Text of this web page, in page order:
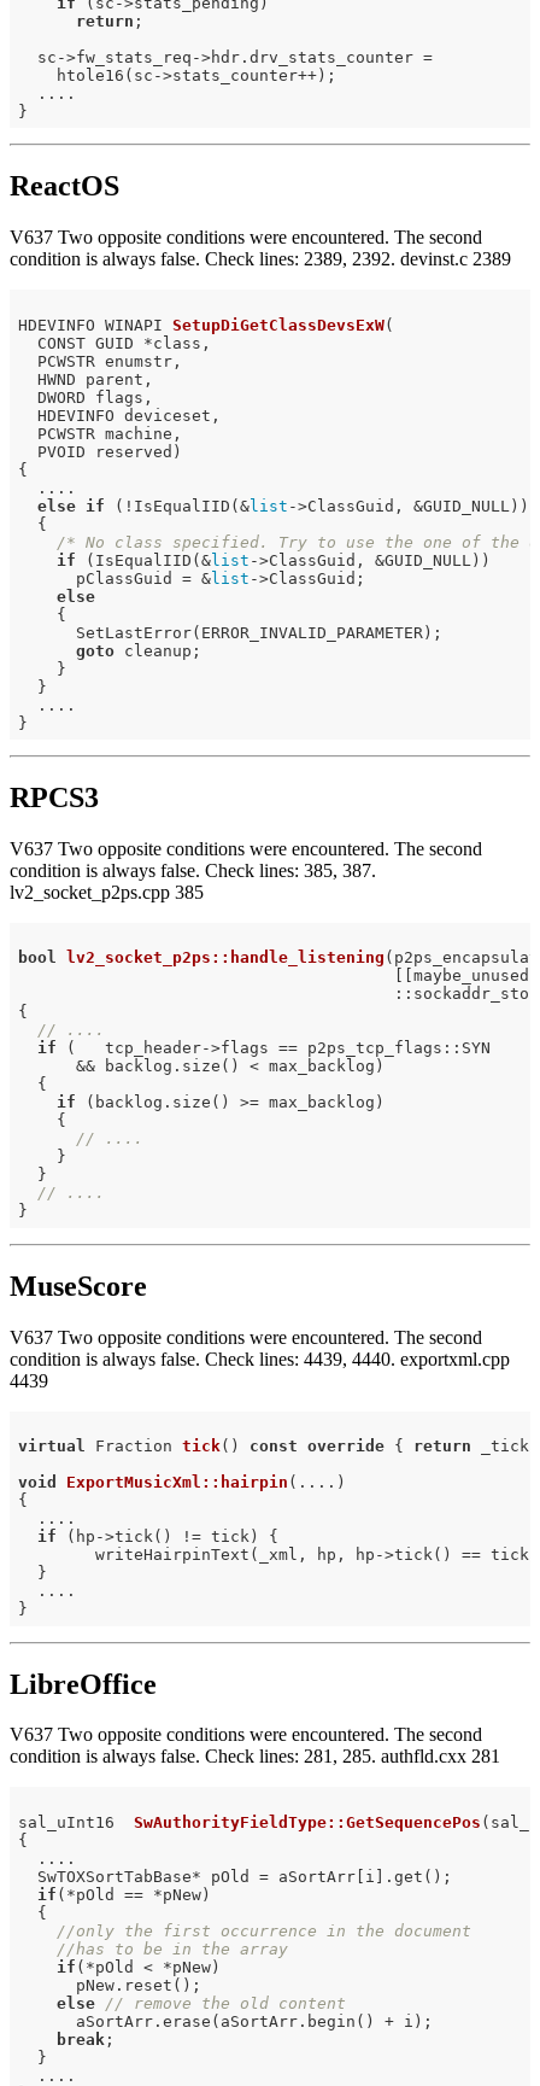
return ;
  sc->fw_stats_req->hdr.drv_stats_counter =
    htole16(sc->stats_counter++);
  ....
ReactOS
V637 Two opposite conditions were encountered. The second
condition is always false. Check lines: 2389, 2392. devinst.c 2389
HDEVINFO WINAPI SetupDiGetClassDevsExW(
  CONST GUID *class,
  PCWSTR enumstr,
  HWND parent,
  DWORD flags,
  HDEVINFO deviceset,
  PCWSTR machine,
  PVOID reserved)
{
  ....
else
if (!IsEqualIID(&list ->ClassGuid,
  {
/* No class specified. Try to use the one of the
if (IsEqualIID(&list ->ClassGuid,
      pClassGuid = &
list ->ClassGuid;
else
    {
      SetLastError(ERROR_INVALID_PARAMETER);
goto cleanup;
    }
  }
  ....
RPCS3
V637 Two opposite conditions were encountered. The second
condition is always false. Check lines: 385, 387.
lv2_socket_p2ps.cpp 385
bool lv2_socket_p2ps::handle_listening
{
// ....
if (   tcp_header->flags == p2ps_tcp_flags::SYN
      && backlog.size() < max_backlog)
  {
if (backlog.size() >= max_backlog)
    {
// ....
    }
  }
// ....
MuseScore
V637 Two opposite conditions were encountered. The second
condition is always false. Check lines: 4439, 4440. exportxml.cpp
4439
virtual Fraction tick() const override { return
void
ExportMusicXml::hairpin (....)
{
  ....
if (hp->tick() != tick) {
writeHairpinText(_xml, hp, hp->tick() ==
  }
  ....
LibreOffice
V637 Two opposite conditions were encountered. The second
condition is always false. Check lines: 281, 285. authfld.cxx 281
sal_uInt16 SwAuthorityFieldType::GetSequencePos
{
  ....
  SwTOXSortTabBase* pOld = aSortArr[i].get();
if (*pOld == *pNew)
  {
//only the first occurrence in the document
//has to be in the array
if (*pOld < *pNew)
      pNew.reset();
else
// remove the old content
      aSortArr.erase(aSortArr.begin() + i);
break ;
  }
  ....